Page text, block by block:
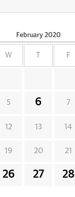
February 2020
W F
5 6 7
12 13 14
19 20 21
26 27 28